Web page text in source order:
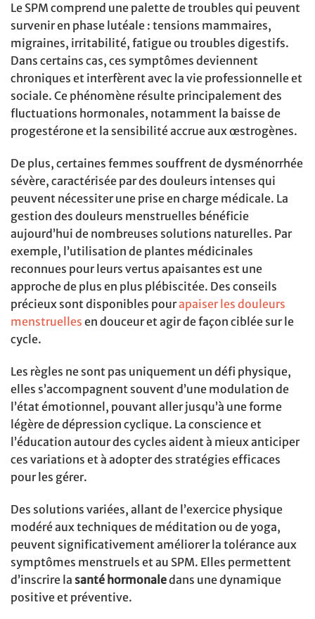
Le SPM comprend une palette de troubles qui peuvent
survenir en phase lutéale : tensions mammaires,
migraines, irritabilité, fatigue ou troubles digestifs.
Dans certains cas, ces symptômes deviennent
chroniques et interfèrent avec la vie professionnelle et
sociale. Ce phénomène résulte principalement des
fluctuations hormonales, notamment la baisse de
progestérone et la sensibilité accrue aux œstrogènes.
De plus, certaines femmes souffrent de dysménorrhée
sévère, caractérisée par des douleurs intenses qui
peuvent nécessiter une prise en charge médicale. La
gestion des douleurs menstruelles bénéficie
aujourd’hui de nombreuses solutions naturelles. Par
exemple, l’utilisation de plantes médicinales
reconnues pour leurs vertus apaisantes est une
approche de plus en plus plébiscitée. Des conseils
précieux sont disponibles pourapaiser les douleurs
menstruelles en douceur et agir de façon ciblée sur le
cycle.
Les règles ne sont pas uniquement un défi physique,
elles s’accompagnent souvent d’une modulation de
l’état émotionnel, pouvant aller jusqu’à une forme
légère de dépression cyclique. La conscience et
l’éducation autour des cycles aident à mieux anticiper
ces variations et à adopter des stratégies efficaces
pour les gérer.
Des solutions variées, allant de l’exercice physique
modéré aux techniques de méditation ou de yoga,
peuvent significativement améliorer la tolérance aux
symptômes menstruels et au SPM. Elles permettent
d’inscrire la santé hormonaledans une dynamique
positive et préventive.